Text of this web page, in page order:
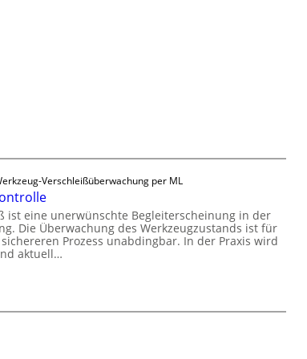
Verschleißüberwachung per ML
ist eine unerwünschte Begleiterscheinung in der
Die Überwachung des Werkzeugzustands ist für
Prozess unabdingbar. In der Praxis wird
aktuell…